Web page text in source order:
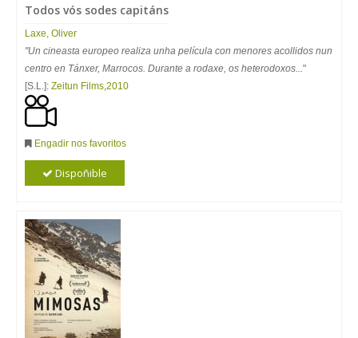
Todos vós sodes capitáns
Laxe, Oliver
"Un cineasta europeo realiza unha película con menores acollidos nun
centro en Tánxer, Marrocos. Durante a rodaxe, os heterodoxos..."
[S.L.]: Zeitun Films,2010
Engadir nos favoritos
Dispoñible